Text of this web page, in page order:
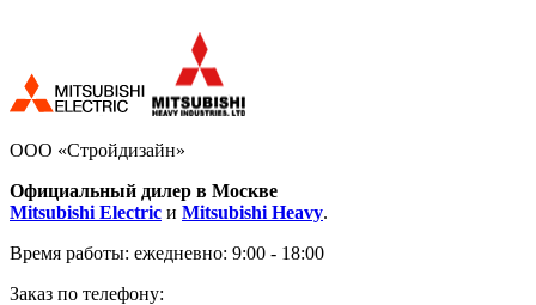
ООО «Стройдизайн»
Официальный дилер в Москве
Mitsubishi Electric и Mitsubishi Heavy.
Время работы: ежедневно: 9:00 - 18:00
Заказ по телефону: